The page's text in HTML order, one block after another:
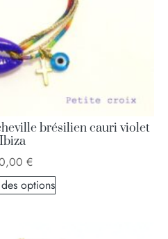
brésilien cauri violet
Ibiza
€
options